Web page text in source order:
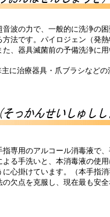
音波の力で、一般的に洗浄の
方法です。パイロジェン（発
た、器具滅菌前の予備洗浄に
に治療器具・爪ブラシなどの
指専用のアルコール消毒液で
よる手洗いと、本消毒液の使
に心掛けています。（本手指
の欠点を克服し、現在最も安